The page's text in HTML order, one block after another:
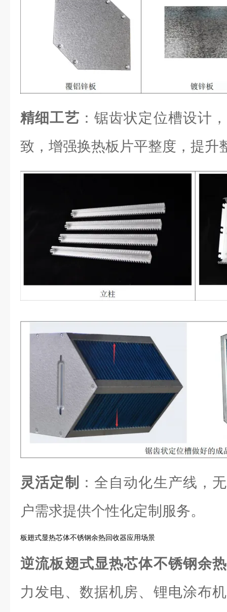
精细工艺 ：锯齿状定位槽设计
致，增强换热板片平整度，提升
灵活定制
：全自动化生产线，
户需求提供个性化定制服务。
板翅式显热芯体不锈钢余热回收器应用场景
逆流板翅式显热芯体不锈钢余
力发电、数据机房、锂电涂布